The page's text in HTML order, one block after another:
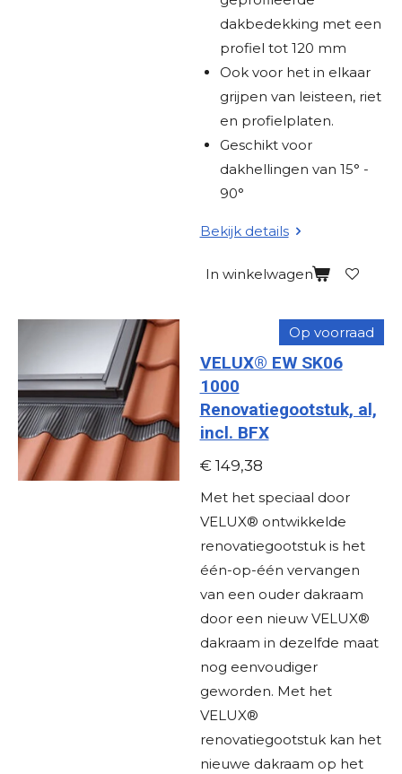
dakbedekking met een
profiel tot 120 mm
Ook voor het in elkaar
grijpen van leisteen, riet
en profielplaten.
Geschikt voor
dakhellingen van 15° -
90°
Bekijk details
In winkelwagen
Op voorraad
VELUX® EW SK06
1000
Renovatiegootstuk, al,
incl. BFX
€ 149,38
Met het speciaal door
VELUX® ontwikkelde
renovatiegootstuk is het
één-op-één vervangen
van een ouder dakraam
door een nieuw VELUX®
dakraam in dezelfde maat
nog eenvoudiger
geworden. Met het
VELUX®
renovatiegootstuk kan het
nieuwe dakraam op het